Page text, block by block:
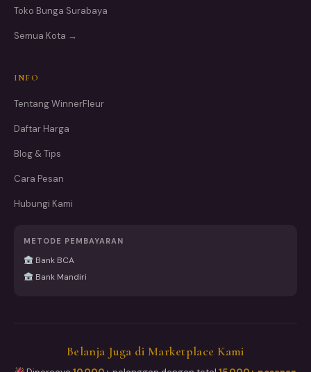
Toko Bunga Surabaya
Semua Kota →
INFO
Tentang WinnerFleur
Daftar Harga
Blog & Tips
Cara Pesan
Hubungi Kami
METODE PEMBAYARAN
Bank BCA
Bank Mandiri
Belanja Juga di Marketplace Kami